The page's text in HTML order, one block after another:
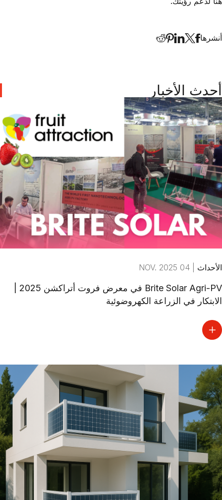
أنشرها
أحدث الأخبار
الأحداث 04 NOV. 2025
الابتكار في الزراعة الكهروضوئية